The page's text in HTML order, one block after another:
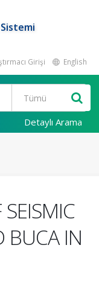
Girişi English
Detaylı Arama
BUCA IN